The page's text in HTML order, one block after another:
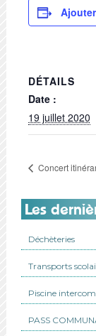
DÉTAILS
Date :
19 juillet 2020
Concert
Les
Déchèteries
Transports
Piscine
PASS